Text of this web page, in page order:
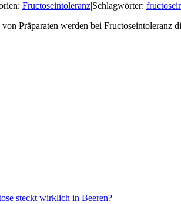
Fructoseintoleranz|Schlagwörter:
Präparaten werden bei Fructoseintoleranz
steckt wirklich in Beeren?